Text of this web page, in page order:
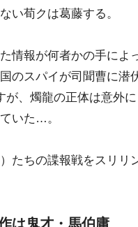
い荀クは葛藤する。
報が何者かの手によ
のスパイが司聞曹に潜
、燭龍の正体は意外
いた…。
ちの諜報戦をスリリ
は鬼才・馬伯庸